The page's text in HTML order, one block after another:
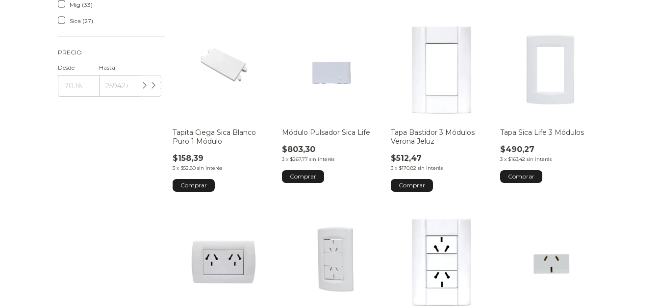
Mig (33)
Sica (27)
PRECIO
Desde Hasta
Tapita Ciega Sica Blanco
Puro 1 Módulo
$158,39
3 x $52,80 sin interés
Módulo Pulsador Sica Life
$803,30
3 x $267,77 sin interés
Tapa Bastidor 3 Módulos
Verona Jeluz
$512,47
3 x $170,82 sin interés
Tapa Sica Life 3 Módulos
$490,27
3 x $163,42 sin interés